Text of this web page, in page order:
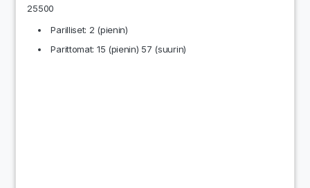
25500
Parilliset: 2 (pienin)
Parittomat: 15 (pienin) 57 (suurin)